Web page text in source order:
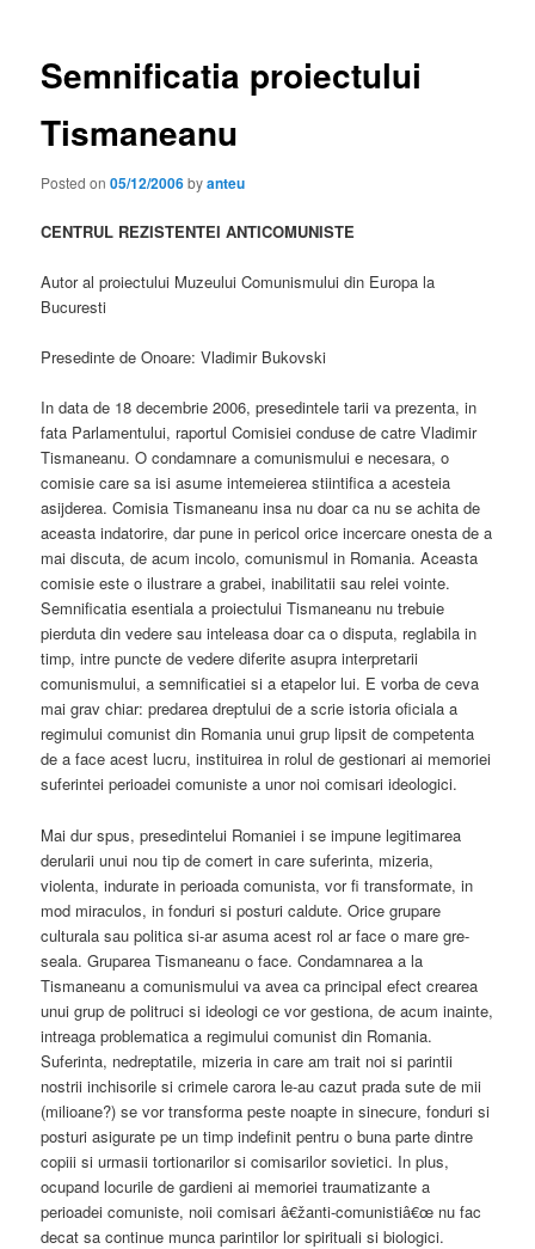
Semnificatia proiectului
Tismaneanu
Posted on05/12/2006byanteu
CENTRUL REZISTENTEI ANTICOMUNISTE
Autor al proiectului Muzeului Comunismului din Europa la
Bucuresti
Presedinte de Onoare: Vladimir Bukovski
In data de 18 decembrie 2006, presedintele tarii va prezenta, in
fata Parlamentului, raportul Comisiei conduse de catre Vladimir
Tismaneanu. O condamnare a comunismului e necesara, o
comisie care sa isi asume intemeierea stiintifica a acesteia
asijderea. Comisia Tismaneanu insa nu doar ca nu se achita de
aceasta indatorire, dar pune in pericol orice incercare onesta de a
mai discuta, de acum incolo, comunismul in Romania. Aceasta
comisie este o ilustrare a grabei, inabilitatii sau relei vointe.
Semnificatia esentiala a proiectului Tismaneanu nu trebuie
pierduta din vedere sau inteleasa doar ca o disputa, reglabila in
timp, intre puncte de vedere diferite asupra interpretarii
comunismului, a semnificatiei si a etapelor lui. E vorba de ceva
mai grav chiar: predarea dreptului de a scrie istoria oficiala a
regimului comunist din Romania unui grup lipsit de competenta
de a face acest lucru, instituirea in rolul de gestionari ai memoriei
suferintei perioadei comuniste a unor noi comisari ideologici.
Mai dur spus, presedintelui Romaniei i se impune legitimarea
derularii unui nou tip de comert in care suferinta, mizeria,
violenta, indurate in perioada comunista, vor fi transformate, in
mod miraculos, in fonduri si posturi caldute. Orice grupare
culturala sau politica si-ar asuma acest rol ar face o mare gre-
seala. Gruparea Tismaneanu o face. Condamnarea a la
Tismaneanu a comunismului va avea ca principal efect crearea
unui grup de politruci si ideologi ce vor gestiona, de acum inainte,
intreaga problematica a regimului comunist din Romania.
Suferinta, nedreptatile, mizeria in care am trait noi si parintii
nostrii inchisorile si crimele carora le-au cazut prada sute de mii
(milioane?) se vor transforma peste noapte in sinecure, fonduri si
posturi asigurate pe un timp indefinit pentru o buna parte dintre
copiii si urmasii tortionarilor si comisarilor sovietici. In plus,
ocupand locurile de gardieni ai memoriei traumatizante a
perioadei comuniste, noii comisari â€žanti-comunistiâ€œ nu fac
decat sa continue munca parintilor lor spirituali si biologici.